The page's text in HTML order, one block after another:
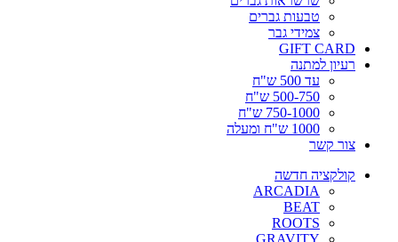
טבעות גברים
צמידי גבר
GIFT CARD
רעיון למתנה
עד 500 ש"ח
500-750 ש"ח
750-1000 ש"ח
1000 ש"ח ומעלה
צור קשר
קולקציה חדשה
ARCADIA
BEAT
ROOTS
GRAVITY